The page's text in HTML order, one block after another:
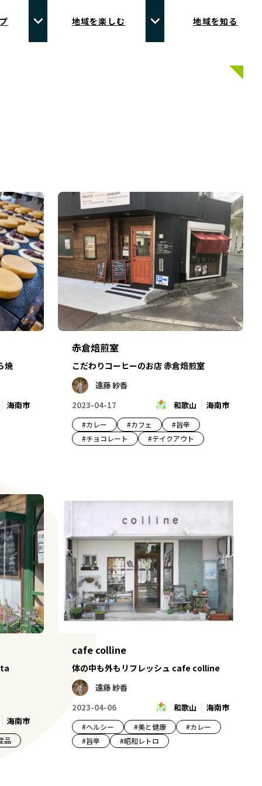
地域を楽しむ 地域を知る
焼
海南市
赤倉焙煎室
こだわりコーヒーのお店 赤倉焙煎室
遠藤 紗香
2023-04-17
和歌山 海南市
#カレー #カフェ #旨辛
#チョコレート #テイクアウト
海南市
品
cafe colline
体の中も外もリフレッシュ cafe colline
遠藤 紗香
2023-04-06
和歌山 海南市
#ヘルシー #美と健康 #カレー
#旨辛 #昭和レトロ